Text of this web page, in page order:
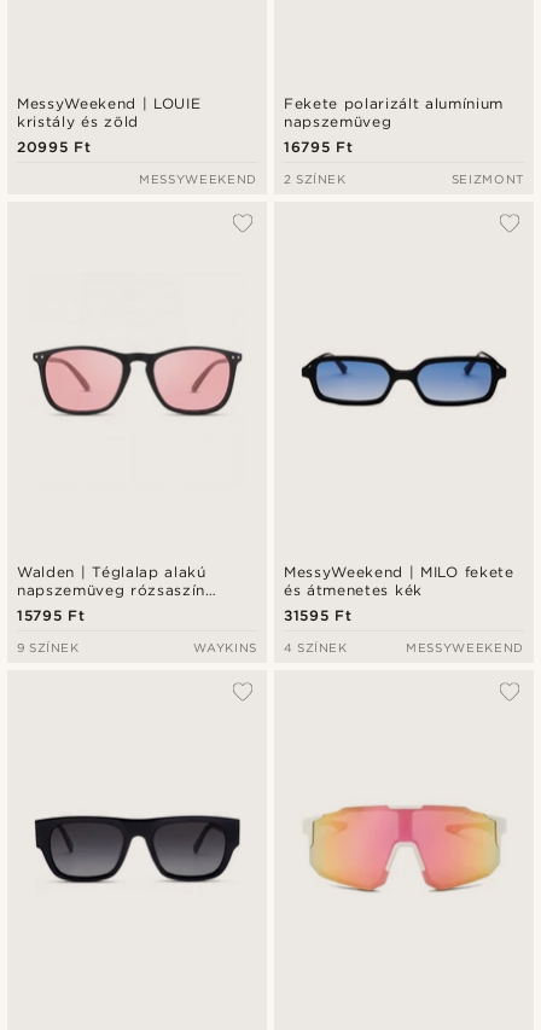
MessyWeekend | LOUIE
kristály és zöld
20995 Ft
MESSYWEEKEND
Fekete polarizált alumínium
napszemüveg
16795 Ft
2 SZÍNEK SEIZMONT
Walden | Téglalap alakú
napszemüveg rózsaszín
lencsével és fekete kerettel
15795 Ft
9 SZÍNEK WAYKINS
MessyWeekend | MILO fekete
és átmenetes kék
31595 Ft
4 SZÍNEK MESSYWEEKEND